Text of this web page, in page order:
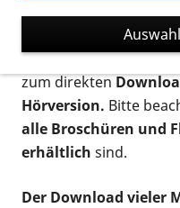
suchen. Die meisten
verschiedenen
postalischen
zum direkten
Hörversion. Bitte
alle Broschüren und
erhältlich sind.
Der Download vieler